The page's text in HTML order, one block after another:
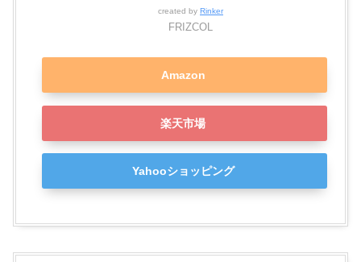
created by Rinker
FRIZCOL
Amazon
楽天市場
Yahooショッピング